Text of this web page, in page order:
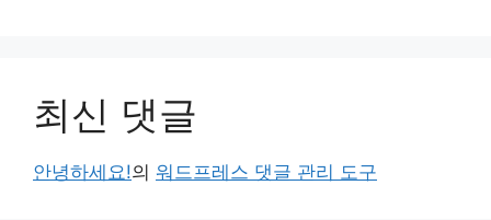
최신 댓글
안녕하세요!의 워드프레스 댓글 관리 도구